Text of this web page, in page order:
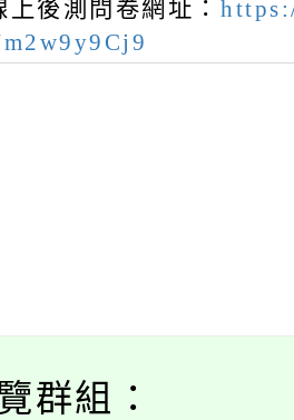
上後測問卷網址：
群組：